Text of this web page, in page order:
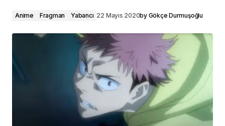
Anime Fragman Yabancı 22 Mayıs 2020by Gökçe Durmuşoğlu